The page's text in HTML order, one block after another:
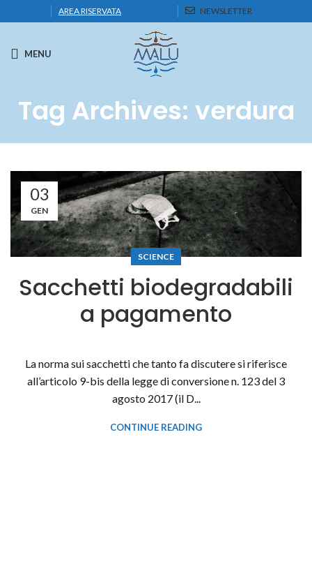
AREA RISERVATA NEWSLETTER
MENU
Tag Archives: verdura
03
GEN
SCIENCE
Sacchetti biodegradabili
a pagamento
La norma sui sacchetti che tanto fa discutere si riferisce
all’articolo 9-bis della legge di conversione n. 123 del 3
agosto 2017 (il D...
CONTINUE READING